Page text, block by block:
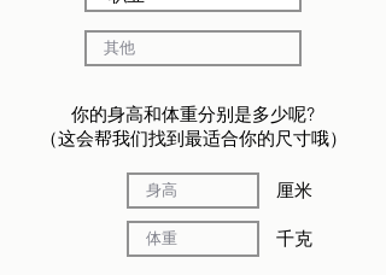
你的身高和体重分别是多少呢?
（这会帮我们找到最适合你的尺寸哦）
厘米
千克